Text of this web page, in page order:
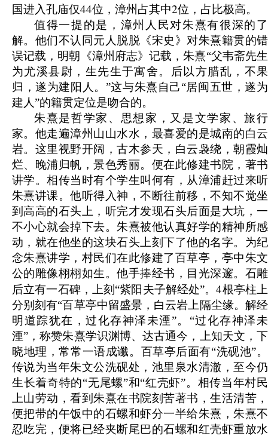
国进入孔庙仅44位，漳州占其中2位，占比极高。
值得一提的是，漳州人民对朱熹有很深的了
解。他们不认同元人脱脱《宋史》对朱熹籍贯的错
误记载，明朝《漳州府志》记载，朱熹“父韦斋先生
为尤溪县尉，生先生于寓舍。后以方腊乱，不果
归，遂为建阳人。”这与朱熹自己“居闽五世，遂为
建人”的籍贯定位是吻合的。
朱熹是哲学家、思想家，又是文学家、旅行
家。他走遍漳州山山水水，最喜爱的是城南的白云
岩。这里视野开阔，古木参天，白云袅绕，朝霞灿
烂、晚浦归帆，景色秀丽。便在此修建书院，著书
讲学。相传当时有个学生叫何有，从漳浦赶过来听
朱熹讲课。他听得入神，不断往前移，不知不觉坐
到高高的石头上，听完才发现石头后面是大坑，一
不小心就会掉下去。朱熹被他认真好学的精神所感
动，就在他坐的这块石头上刻下了他的名字。为纪
念朱熹讲学，村民们在此修建了百草亭，亭中朱文
公的雕像栩栩如生。他手捧经书，目光深邃。石雕
后立有一石碑，上刻“紫阳夫子解经处”。4根亭柱上
分别刻有“百草亭中留盛景，白云岩上隔尘缘。解经
明道踪犹在，过化存神泽未湮”。“过化存神泽未
湮”，称赞朱熹学识渊博、达古通今，上知天文，下
晓地理，常常一语成谶。百草亭后面有“洗砚池”。
传说为当年朱文公洗砚处，池里泉水清澈，至今仍
生长着奇特的“无尾螺”和“红壳虾”。相传当年村民
上山劳动，看到朱熹在书院刻苦著书，生活清苦，
便把带的午饭中的石螺和虾分一半给朱熹，朱熹不
忍吃完，便将已经夹断尾巴的石螺和红壳虾重放水